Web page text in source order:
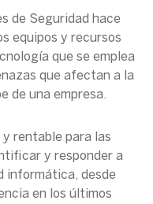
de Seguridad hace
equipos y recursos
que se emplea
que afectan a la
de una empresa.
y rentable para las
y responder a
informática, desde
en los últimos